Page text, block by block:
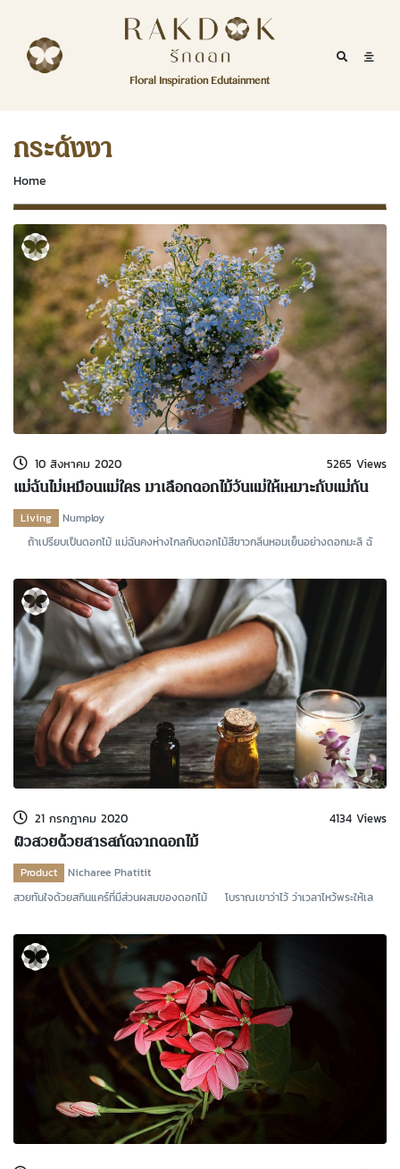
RakDok (รักดอก)
Floral Inspiration Edutainment
Mobile
RakDok
Menu
MAGAZINE
EDUTAINMENT
RAKDOK
MARKET
ABOUT
CONTACT
Channel Facebook
Twitter
Channel Youtube
กระดังงา
Home
10 สิงหาคม 2020 5265 Views
แม่ฉันไม่เหมือนแม่ใคร มาเลือกดอกไม้วันแม่ให้เหมาะกับแม่กัน
เถอะ
Living
Numploy
ถ้าเปรียบเป็นดอกไม้ แม่ฉันคงห่างไกลกับดอกไม้สีขาวกลิ่นหอมเย็นอย่างดอกมะลิ ฉั
21 กรกฎาคม 2020 4134 Views
ผิวสวยด้วยสารสกัดจากดอกไม้
Product
Nicharee Phatitit
สวยทันใจด้วยสกินแคร์ที่มีส่วนผสมของดอกไม้ โบราณเขาว่าไว้ ว่าเวลาไหว้พระให้เล